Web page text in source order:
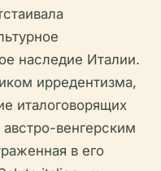
наследие Италии.
ирредентизма,
италоговорящих
венгерским
в его